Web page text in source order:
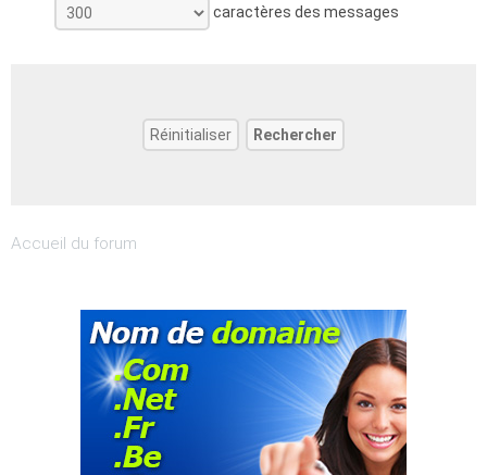
caractères des messages
Accueil du forum